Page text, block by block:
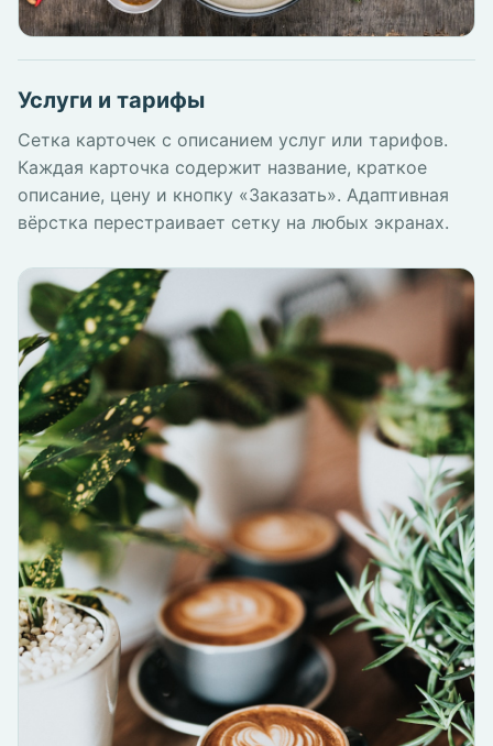
Услуги и тарифы
Сетка карточек с описанием услуг или тарифов.
Каждая карточка содержит название, краткое
описание, цену и кнопку «Заказать». Адаптивная
вёрстка перестраивает сетку на любых экранах.